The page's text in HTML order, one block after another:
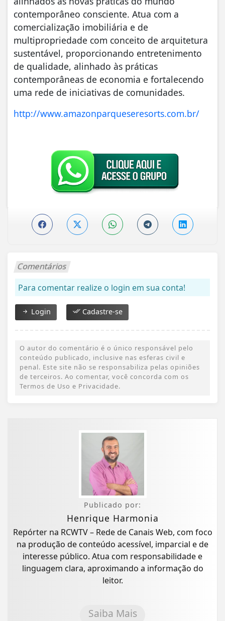
contemporâneo consciente. Atua com a
comercialização imobiliária e de
multipropriedade com conceito de arquitetura
sustentável, proporcionando entretenimento
de qualidade, alinhado às práticas
contemporâneas de economia e fortalecendo
uma rede de iniciativas de comunidades.
http://www.amazonparqueseresorts.com.br/
Comentários
Para comentar realize o login em sua conta!
Login Cadastre-se
O autor do comentário é o único responsável pelo
conteúdo publicado, inclusive nas esferas civil e
penal. Este site não se responsabiliza pelas opiniões
de terceiros. Ao comentar, você concorda com os
Termos de Uso e Privacidade.
Publicado por:
Henrique Harmonia
Repórter na RCWTV – Rede de Canais Web, com foco
na produção de conteúdo acessível, imparcial e de
interesse público. Atua com responsabilidade e
linguagem clara, aproximando a informação do
leitor.
Saiba Mais